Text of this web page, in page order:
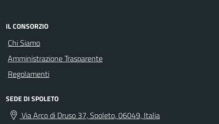
IL CONSORZIO
Chi Siamo
Amministrazione Trasparente
Regolamenti
SEDE DI SPOLETO
Via Arco di Druso 37, Spoleto, 06049, Italia